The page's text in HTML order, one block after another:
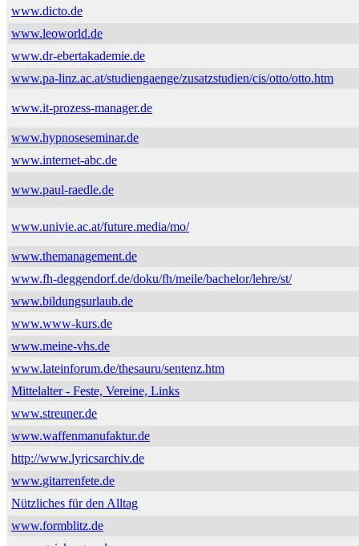
www.dicto.de
www.leoworld.de
www.dr-ebertakademie.de
www.pa-linz.ac.at/studiengaenge/zusatzstudien/cis/otto/otto.htm
www.it-prozess-manager.de
www.hypnoseseminar.de
www.internet-abc.de
www.paul-raedle.de
www.univie.ac.at/future.media/mo/
www.themanagement.de
www.fh-deggendorf.de/doku/fh/meile/bachelor/lehre/st/
www.bildungsurlaub.de
www.www-kurs.de
www.meine-vhs.de
www.lateinforum.de/thesauru/sentenz.htm
Mittelalter - Feste, Vereine, Links
www.streuner.de
www.waffenmanufaktur.de
http://www.lyricsarchiv.de
www.gitarrenfete.de
Nützliches für den Alltag
www.formblitz.de